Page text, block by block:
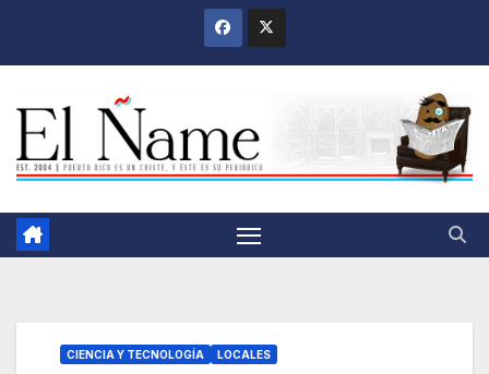
CIENCIA Y TECNOLOGÍA LOCALES